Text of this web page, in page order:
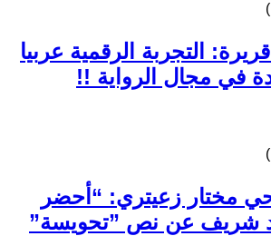
التجربة الرقمية عربيا
في مجال الرواية !!
مختار زعيتري: “أحضر
شريف عن نص ”تحويسة”